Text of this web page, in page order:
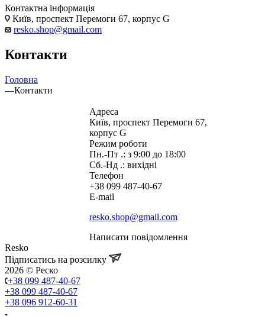
Контактна інформація
Київ, проспект Перемоги 67, корпус G
resko.shop@gmail.com
Контакти
Головна
—Контакти
Адреса
Київ, проспект Перемоги 67,
корпус G
Режим роботи
Пн.-Пт .: з 9:00 до 18:00
Сб.-Нд .: вихідні
Телефон
+38 099 487-40-67
E-mail
resko.shop@gmail.com
Написати повідомлення
Resko
Підписатись на розсилку
2026 © Реско
+38 099 487-40-67
+38 099 487-40-67
+38 096 912-60-31